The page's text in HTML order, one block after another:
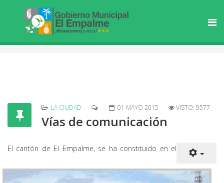
LA CIUDAD 01 MAYO 2015 VISTO: 9577
Vías de comunicación
El cantón de El Empalme, se ha constituido en el